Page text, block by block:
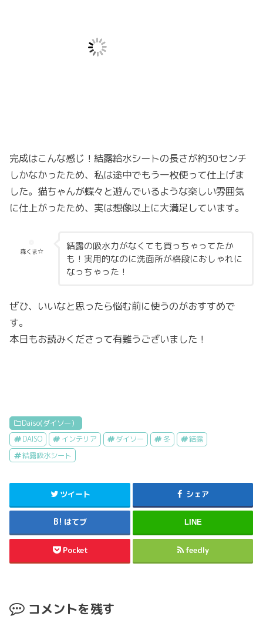
完成はこんな感じ！結露給水シートの長さが約30センチ
しかなかったため、私は途中でもう一枚使って仕上げま
した。猫ちゃんが蝶々と遊んでいるような楽しい雰囲気
に仕上がったため、実は想像以上に大満足しています。
森くま☆
結露の吸水力がなくても買っちゃってたか
も！実用的なのに洗面所が格段におしゃれに
なっちゃった！
ぜひ、いいなと思ったら悩む前に使うのがおすすめで
す。
本日もお読みくださって有難うございました！
Daiso(ダイソー）
DAISO
インテリア ダイソー 冬
結露
結露吸水シート
ツイート シェア
はてブ LINE
Pocket feedly
コメントを残す